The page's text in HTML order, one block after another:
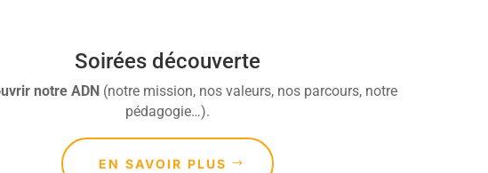
Soirées découverte
notre ADN (notre mission, nos valeurs, nos parcours, notre
pédagogie…).
EN SAVOIR PLUS